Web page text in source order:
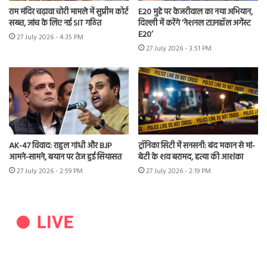
राम मंदिर चढ़ावा चोरी मामले में सुप्रीम कोर्ट
सख्त, जांच के लिए नई SIT गठित
27 July 2026 - 4:35 PM
E20 मुद्दे पर केजरीवाल का नया अभियान,
दिल्ली में करेंगे ‘नेशनल टाउनहॉल अगेंस्ट
E20’
27 July 2026 - 3:51 PM
AK-47 विवाद: राहुल गांधी और BJP
आमने-सामने, बयान पर तेज हुई सियासत
27 July 2026 - 2:59 PM
ट्रॉनिका सिटी में सनसनी: बंद मकान से मां-
बेटी के शव बरामद, हत्या की आशंका
27 July 2026 - 2:19 PM